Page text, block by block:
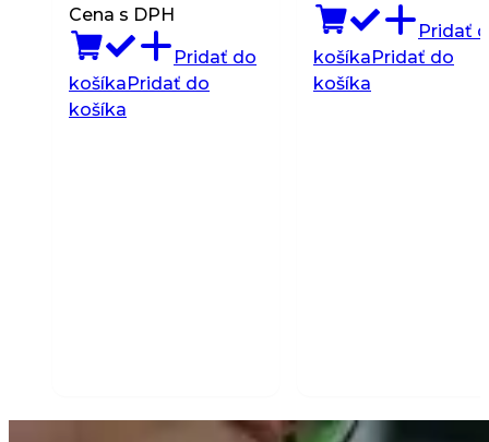
Cena s DPH
Pridať do
košíkaPridať do
košíka
Pridať
košíkaPridať do
košíka